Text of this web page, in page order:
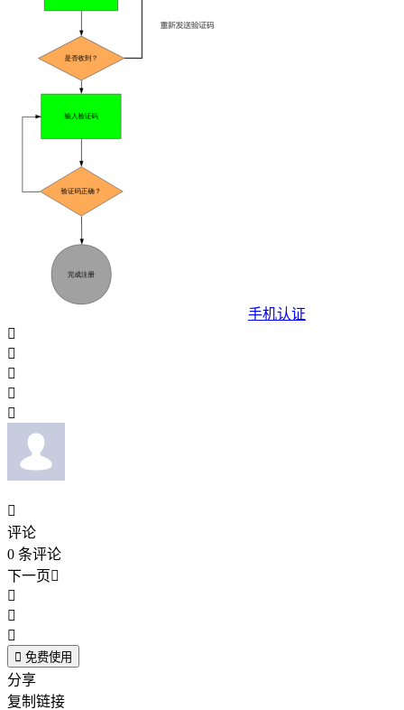
手机认证






评论
0 条评论
下一页



 免费使用
分享
复制链接